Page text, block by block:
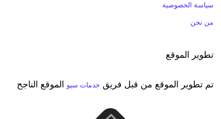
سياسة الخصوصية
من نحن
تطوير الموقع
تم تطوير الموقع من قبل فريق خدمات سيو الموقع الناجح